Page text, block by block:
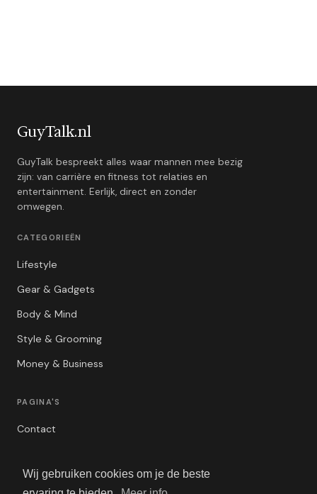
Wij gebruiken cookies om je de beste
GuyTalk.nl
GuyTalk bespreekt alles waar mannen mee bezig
zijn: van carrière en fitness tot relaties en
entertainment. Eerlijk, direct en zonder
omwegen.
CATEGORIEËN
Lifestyle
Gear & Gadgets
Body & Mind
Style & Grooming
Money & Business
PAGINA'S
Contact
Algemene Voorwaarden